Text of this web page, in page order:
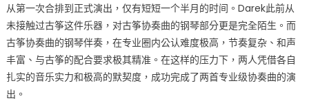
从第一次合排到正式演出，仅有短短一个半月的时间。Darek此前从
未接触过古筝这件乐器，对古筝协奏曲的钢琴部分更是完全陌生。而
古筝协奏曲的钢琴伴奏，在专业圈内公认难度极高，节奏复杂、和声
丰富、与古筝的配合要求极其精准。在这样的压力下，两人凭借各自
扎实的音乐实力和极高的默契度，成功完成了两首专业级协奏曲的演
出。